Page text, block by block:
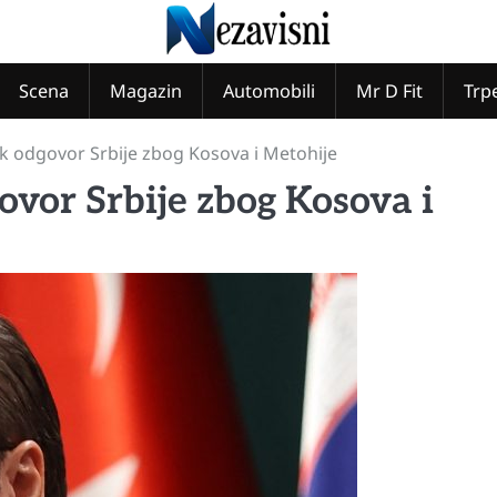
Scena Magazin Automobili Mr D Fit
odgovor Srbije zbog Kosova i Metohije
Srbije zbog Kosova i